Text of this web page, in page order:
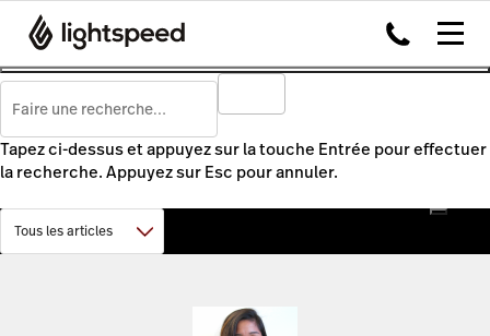
Tapez ci-dessus et appuyez sur la touche Entrée pour effectuer
la recherche. Appuyez sur Esc pour annuler.